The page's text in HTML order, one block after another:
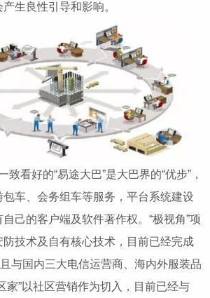
生良性引导和影响。
看好的“易途大巴”是大巴界的“优步”，
车、会务组车等服务，平台系统建设
己的客户端及软件著作权。“极视角”项
防技术及自有核心技术，目前已经完成
与国内三大电信运营商、海内外服装品
家”以社区营销作为切入，目前已经与